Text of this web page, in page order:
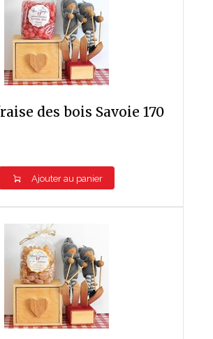
des bois Savoie 170
Ajouter au panier